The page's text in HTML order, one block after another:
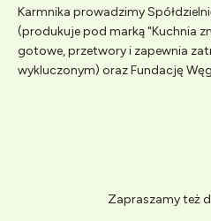
Karmnika prowadzimy
(produkuje pod marką "Kuchnia
gotowe, przetwory i zapewnia
wykluczonym) oraz Fundację
Zapraszamy też